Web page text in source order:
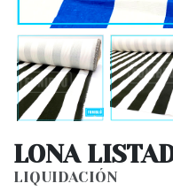
LONA
LIQUIDACIÓN